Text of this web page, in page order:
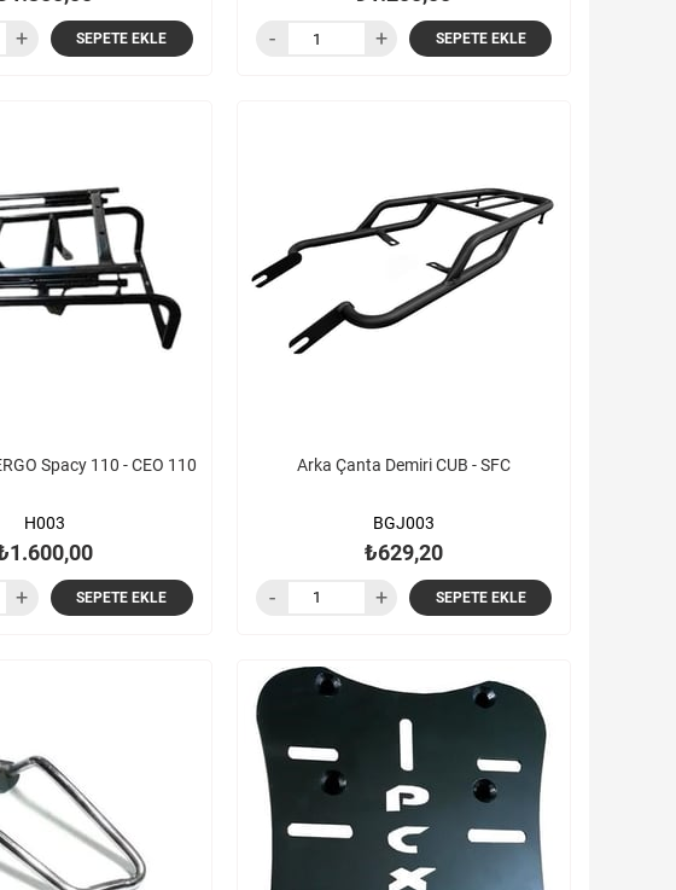
SEPETE EKLE SEPETE EKLE
Spacy 110 - CEO 110
H003
SEPETE EKLE
Arka Çanta Demiri CUB - SFC
BGJ003
₺629,20
SEPETE EKLE